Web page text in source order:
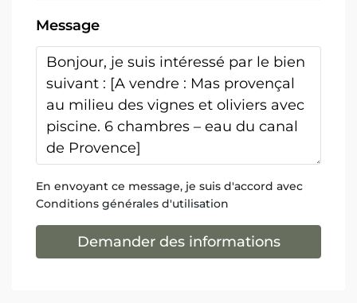
Message
En envoyant ce message, je suis d'accord avec
Conditions générales d'utilisation
Demander des informations